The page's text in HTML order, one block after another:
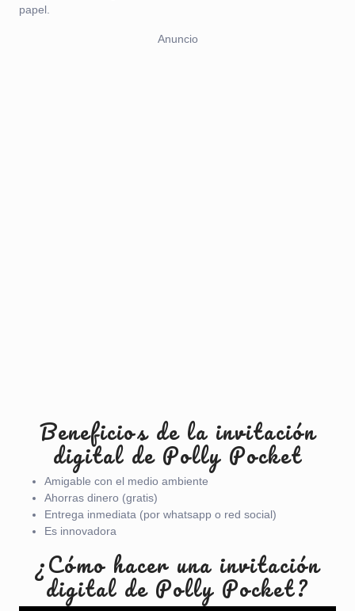
papel.
Anuncio
Beneficios de la invitación
digital de Polly Pocket
Amigable con el medio ambiente
Ahorras dinero (gratis)
Entrega inmediata (por whatsapp o red social)
Es innovadora
¿Cómo hacer una invitación
digital de Polly Pocket?